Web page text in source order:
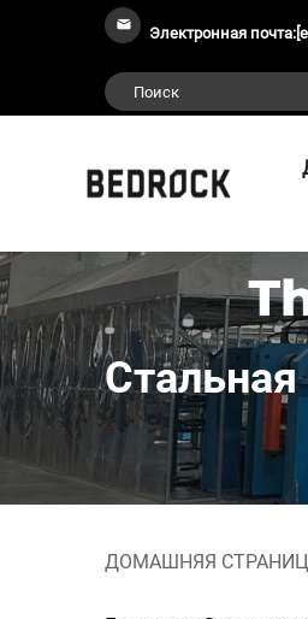
Электронная почта:
Стальная
ДОМАШНЯЯ